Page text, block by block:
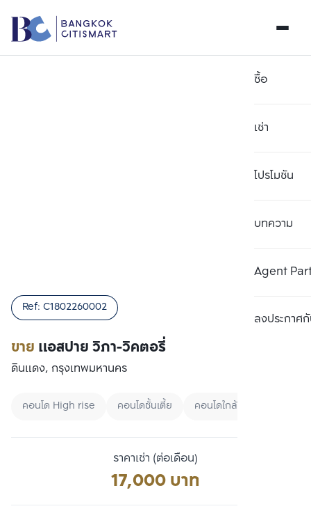
ซื้อ
เช่า
โปรโมชัน
บทความ
Agent
ลงประกาศกั
ขาย แอสปาย วิภา-วิคตอรี่
Ref: C1802260002
ดินแดง, กรุงเทพมหานคร
คอนโด High rise คอนโดชั้นเตี้ย คอนโดใกล้ Airport link
ราคาเช่า (ต่อเดือน)
17,000 บาท
เปรียบเทียบ